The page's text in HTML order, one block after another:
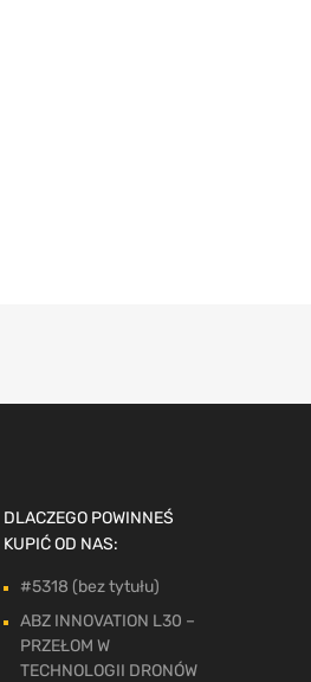
DLACZEGO POWINNEŚ
KUPIĆ OD NAS:
#5318 (bez tytułu)
ABZ INNOVATION L30 –
PRZEŁOM W
TECHNOLOGII DRONÓW